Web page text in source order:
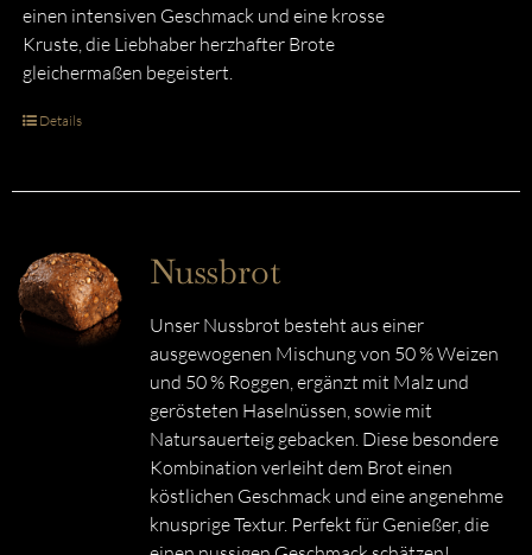
einen intensiven Geschmack und eine krosse
Kruste, die Liebhaber herzhafter Brote
gleichermaßen begeistert.
Details
Nussbrot
Unser Nussbrot besteht aus einer
ausgewogenen Mischung von 50 % Weizen
und 50 % Roggen, ergänzt mit Malz und
gerösteten Haselnüssen, sowie mit
Natursauerteig gebacken. Diese besondere
Kombination verleiht dem Brot einen
köstlichen Geschmack und eine angenehme
knusprige Textur. Perfekt für Genießer, die